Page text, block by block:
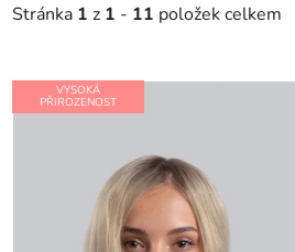
Stránka 1 z 1 - 11 položek celkem
V
ý
VYSOKÁ
PŘIROZENOST